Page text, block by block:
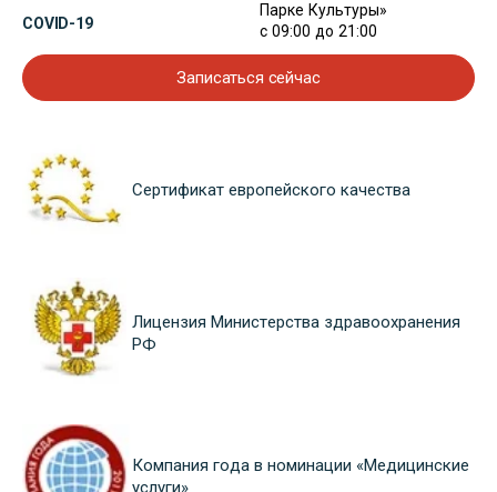
COVID-19
Парке Культуры»
с 09:00 до 21:00
Записаться сейчас
Сертификат европейского качества
Лицензия Министерства здравоохранения
РФ
Компания года в номинации «Медицинские
услуги»